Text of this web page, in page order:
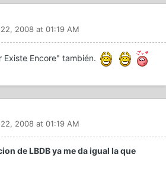
2008 at 01:19 AM
Existe Encore" también.
2008 at 01:19 AM
de LBDB ya me da igual la que